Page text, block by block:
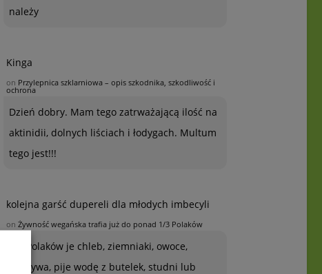
należy
Kinga
on Przylepnica szklarniowa – opis szkodnika, szkodliwość i
ochrona
Dzień dobry. Mam tego zatrważającą ilość na
aktinidii, dolnych liściach i łodygach. Multum
tego jest!!!
kolejna garść dupereli dla młodych imbecyli
on Żywność wegańska trafia już do ponad 1/3 Polaków
1/3 Polaków je chleb, ziemniaki, owoce,
warzywa, pije wodę z butelek, studni lub